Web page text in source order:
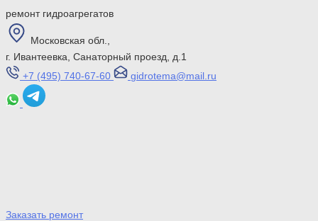
ремонт гидроагрегатов
Московская обл.,
г. Ивантеевка, Санаторный проезд, д.1
+7 (495) 740-67-60
gidrotema@mail.ru
Заказать ремонт